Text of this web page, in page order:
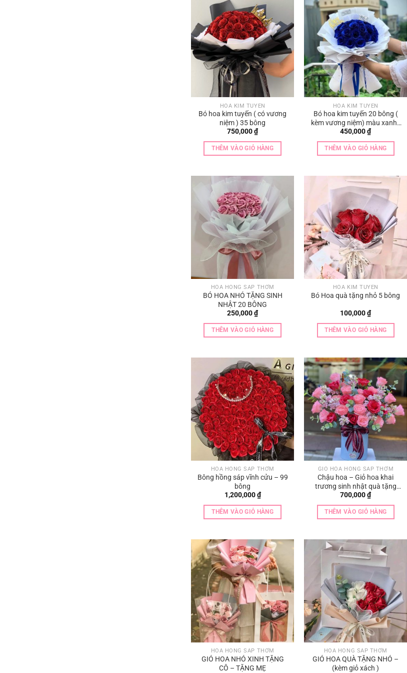
HOA KIM TUYẾN
Bó hoa kim tuyến ( có vương
niệm ) 35 bông
750,000₫
THÊM VÀO GIỎ HÀNG
HOA KIM TUYẾN
Bó hoa kim tuyến 20 bông (
kèm vương niệm) màu xanh ,
đỏ , hồng , tím , vàng, bạc
450,000₫
THÊM VÀO GIỎ HÀNG
HOA HỒNG SÁP THƠM
BÓ HOA NHỎ TẶNG SINH
NHẬT 20 BÔNG
250,000₫
THÊM VÀO GIỎ HÀNG
HOA KIM TUYẾN
Bó Hoa quà tặng nhỏ 5 bông
100,000₫
THÊM VÀO GIỎ HÀNG
HOA HỒNG SÁP THƠM
Bông hồng sáp vĩnh cửu – 99
bông
1,200,000₫
THÊM VÀO GIỎ HÀNG
GIỎ HOA HỒNG SÁP THƠM
Chậu hoa – Giỏ hoa khai
trương sinh nhật quà tặng
sang chảnh
700,000₫
THÊM VÀO GIỎ HÀNG
HOA HỒNG SÁP THƠM
GIỎ HOA NHỎ XINH TẶNG
CÔ – TẶNG MẸ
HOA HỒNG SÁP THƠM
GIỎ HOA QUÀ TẶNG NHỎ –
(kèm giỏ xách )